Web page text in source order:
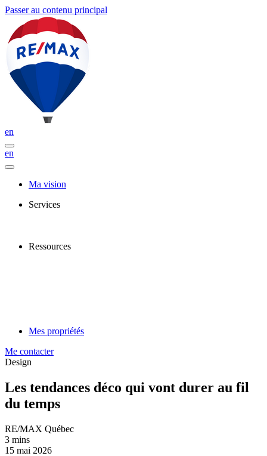
Passer au contenu principal
en
en
Ma vision
Services
Ressources
Mes propriétés
Me contacter
Design
Les tendances déco qui vont durer au fil
du temps
RE/MAX Québec
3 mins
15 mai 2026